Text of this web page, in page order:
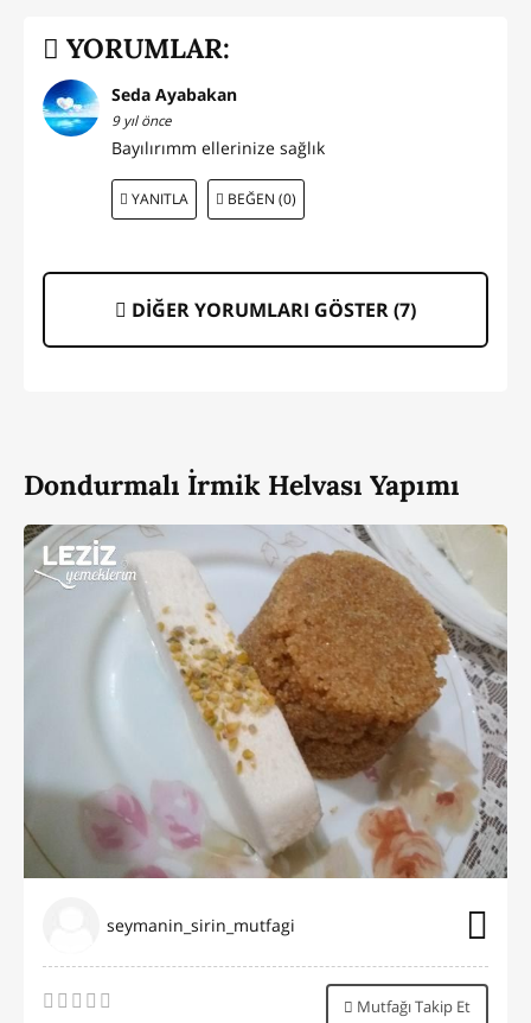
YORUMLAR:
Seda Ayabakan
9 yıl önce
Bayılırımm ellerinize sağlık
YANITLA BEĞEN (0)
DİĞER YORUMLARI GÖSTER (7)
Dondurmalı İrmik Helvası Yapımı
seymanin_sirin_mutfagi
Mutfağı Takip Et